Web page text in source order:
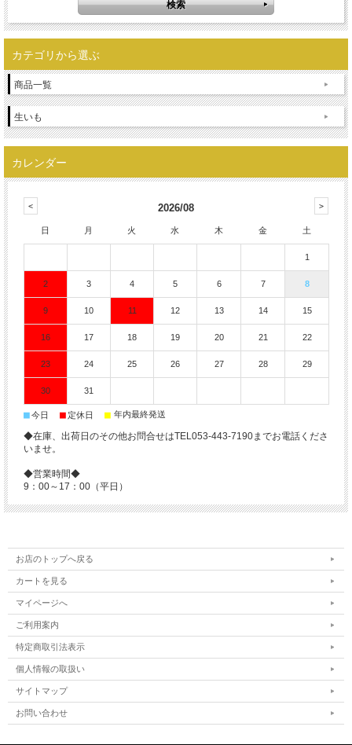
カテゴリから選ぶ
商品一覧
生いも
カレンダー
2026/08
日 月 火 水 木 金 土
1
2 3 4 5 6 7 8
9 10 11 12 13 14 15
16 17 18 19 20 21 22
23 24 25 26 27 28 29
30 31
■今日 ■ 定休日 ■ 年内最終発送
◆在庫、出荷日のその他お問合せはTEL053-443-7190までお電話くださ
いませ。
◆営業時間◆
9：00～17：00（平日）
お店のトップへ戻る
カートを見る
マイページへ
ご利用案内
特定商取引法表示
個人情報の取扱い
サイトマップ
お問い合わせ